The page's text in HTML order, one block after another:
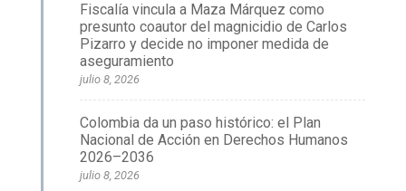
Fiscalía vincula a Maza Márquez como
presunto coautor del magnicidio de Carlos
Pizarro y decide no imponer medida de
aseguramiento
julio 8, 2026
Colombia da un paso histórico: el Plan
Nacional de Acción en Derechos Humanos
2026–2036
julio 8, 2026